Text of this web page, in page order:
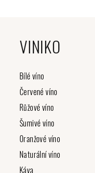
VINIKO
Bílé víno
Červené víno
Růžové víno
Šumivé víno
Oranžové víno
Naturální víno
Káva